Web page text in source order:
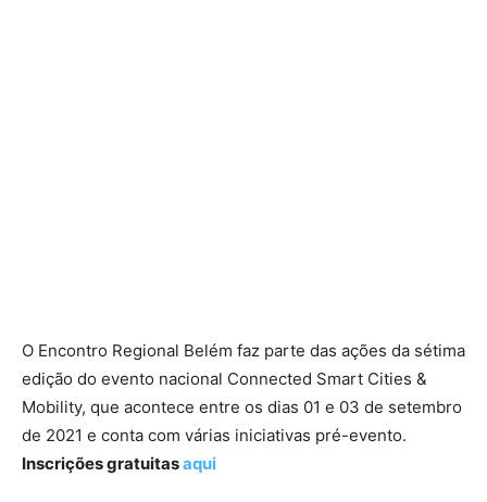
O Encontro Regional Belém faz parte das ações da sétima
edição do evento nacional Connected Smart Cities &
Mobility, que acontece entre os dias 01 e 03 de setembro
de 2021 e conta com várias iniciativas pré-evento.
Inscrições gratuitasaqui